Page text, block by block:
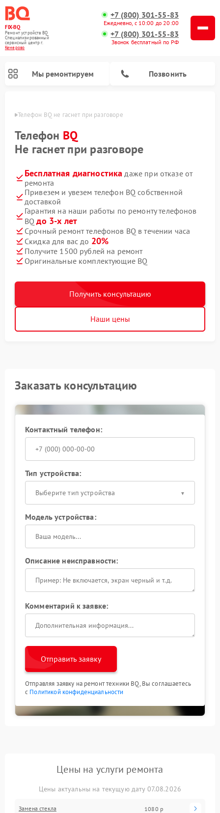
FIX-BQ
Ремонт устройств BQ
Специализированный
cервисный центр г.
Кемерово
+7 (800) 301-55-83
Ежедневно, с 10:00 до 20:00
+7 (800) 301-55-83
Звонок бесплатный по РФ
Мы ремонтируем Позвонить
Телефон BQ не гаснет при разговоре
Телефон BQ
Не гаснет при разговоре
Бесплатная диагностика даже при отказе от
ремонта
Привезем и увезем телефон BQ собственной
доставкой
Гарантия на наши работы по ремонту телефонов
BQдо 3-х лет
Срочный ремонт телефонов BQ в течении часа
Скидка для вас до 20%
Получите 1500 рублей на ремонт
Оригинальные комплектующие BQ
Получить консультацию
Наши цены
Заказать консультацию
Контактный телефон:
Тип устройства:
Выберите тип устройства
Модель устройства:
Описание неисправности:
Комментарий к заявке:
Отправить заявку
Отправляя заявку на ремонт техники BQ, Вы соглашаетесь
с Политикой конфиденциальности
Цены на услуги ремонта
Цены актуальны на текущую дату 07.08.2026
Замена стекла 1080 р